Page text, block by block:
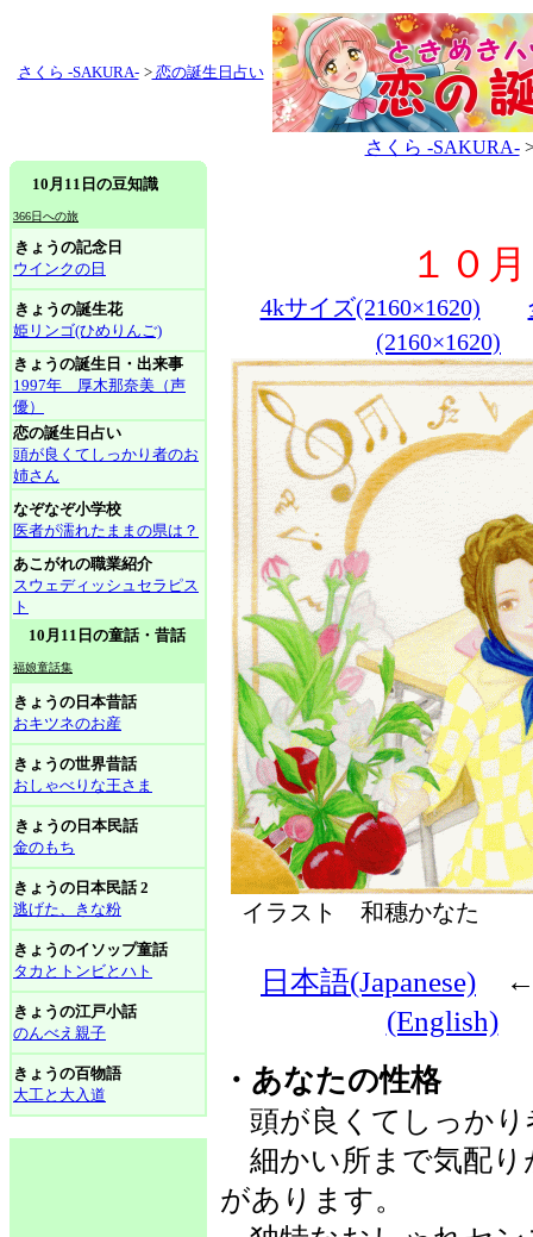
さくら -SAKURA- >恋の誕生日占い
さくら -SAKURA-
10月11日の豆知識
366日への旅
きょうの記念日
ウインクの日
きょうの誕生花
姫リンゴ(ひめりんご)
きょうの誕生日・出来事
1997年 厚木那奈美（声
優）
恋の誕生日占い
頭が良くてしっかり者のお
姉さん
なぞなぞ小学校
医者が濡れたままの県は？
あこがれの職業紹介
スウェディッシュセラピス
ト
10月11日の童話・昔話
福娘童話集
きょうの日本昔話
おキツネのお産
きょうの世界昔話
おしゃべりな王さま
きょうの日本民話
金のもち
きょうの日本民話 2
逃げた、きな粉
きょうのイソップ童話
タカとトンビとハト
きょうの江戸小話
のんべえ親子
きょうの百物語
大工と大入道
１０
4kサイズ(2160×1620)
(2160×1620)
イラスト 和穗かなた
日本語(Japanese)
(English)
・あなたの性格
頭が良くてしっかり
細かい所まで気配り
があります。